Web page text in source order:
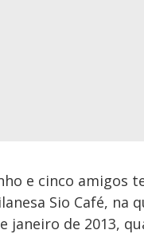
e cinco amigos
Sio Café, na
janeiro de 2013,